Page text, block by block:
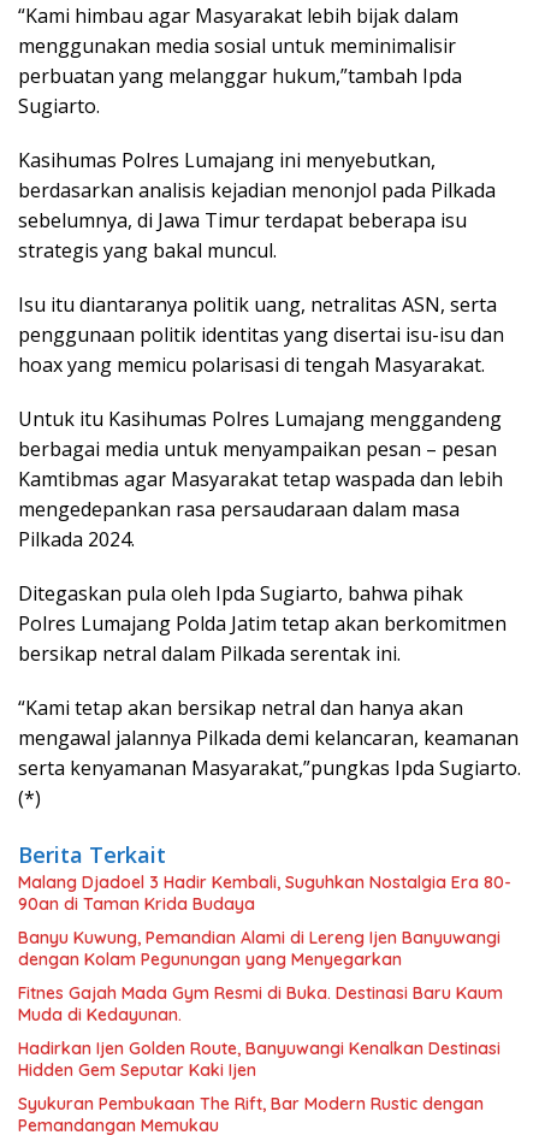
“Kami himbau agar Masyarakat lebih bijak dalam
menggunakan media sosial untuk meminimalisir
perbuatan yang melanggar hukum,”tambah Ipda
Sugiarto.
Kasihumas Polres Lumajang ini menyebutkan,
berdasarkan analisis kejadian menonjol pada Pilkada
sebelumnya, di Jawa Timur terdapat beberapa isu
strategis yang bakal muncul.
Isu itu diantaranya politik uang, netralitas ASN, serta
penggunaan politik identitas yang disertai isu-isu dan
hoax yang memicu polarisasi di tengah Masyarakat.
Untuk itu Kasihumas Polres Lumajang menggandeng
berbagai media untuk menyampaikan pesan – pesan
Kamtibmas agar Masyarakat tetap waspada dan lebih
mengedepankan rasa persaudaraan dalam masa
Pilkada 2024.
Ditegaskan pula oleh Ipda Sugiarto, bahwa pihak
Polres Lumajang Polda Jatim tetap akan berkomitmen
bersikap netral dalam Pilkada serentak ini.
“Kami tetap akan bersikap netral dan hanya akan
mengawal jalannya Pilkada demi kelancaran, keamanan
serta kenyamanan Masyarakat,”pungkas Ipda Sugiarto.
(*)
Berita Terkait
Malang Djadoel 3 Hadir Kembali, Suguhkan Nostalgia Era 80-
90an di Taman Krida Budaya
Banyu Kuwung, Pemandian Alami di Lereng Ijen Banyuwangi
dengan Kolam Pegunungan yang Menyegarkan
Fitnes Gajah Mada Gym Resmi di Buka. Destinasi Baru Kaum
Muda di Kedayunan.
Hadirkan Ijen Golden Route, Banyuwangi Kenalkan Destinasi
Hidden Gem Seputar Kaki Ijen
Syukuran Pembukaan The Rift, Bar Modern Rustic dengan
Pemandangan Memukau